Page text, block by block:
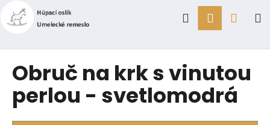
obsah
Hľadať
košík
Obruč na krk s vinutou
perlou - svetlomodrá
o
í
Späť
Späť
Č
o
p
o